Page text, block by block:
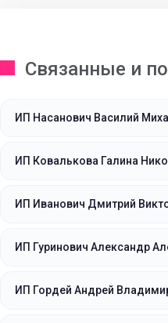
Связанные и
ИП Насанович Василий
ИП Ковалькова Галина
ИП Иванович Дмитрий
ИП Гуринович Александр
ИП Гордей Андрей